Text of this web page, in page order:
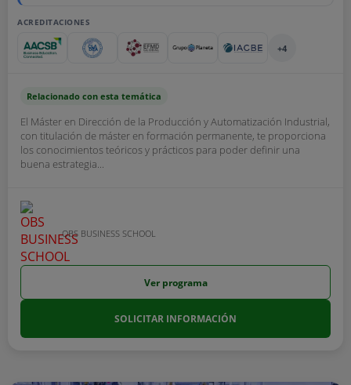
ACREDITACIONES
+4
Relacionado con esta temática
El Máster en Dirección de la Producción y Automatización Industrial,
con titulación de máster en formación permanente, te proporciona
los conocimientos teóricos y prácticos para poder definir una
buena estrategia...
OBS BUSINESS SCHOOL
Ver programa
SOLICITAR INFORMACIÓN